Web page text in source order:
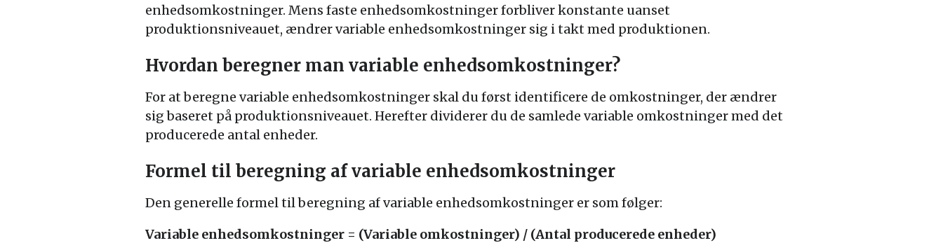
enhedsomkostninger. Mens faste enhedsomkostninger forbliver konstante uanset
produktionsniveauet, ændrer variable enhedsomkostninger sig i takt med produktionen.
Hvordan beregner man variable enhedsomkostninger?
For at beregne variable enhedsomkostninger skal du først identificere de omkostninger, der ændrer
sig baseret på produktionsniveauet. Herefter dividerer du de samlede variable omkostninger med det
producerede antal enheder.
Formel til beregning af variable enhedsomkostninger
Den generelle formel til beregning af variable enhedsomkostninger er som følger:
Variable enhedsomkostninger = (Variable omkostninger) / (Antal producerede enheder)